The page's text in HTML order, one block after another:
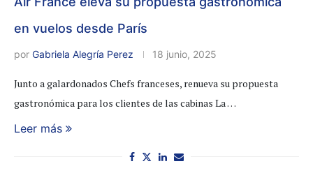
en vuelos desde París
por Gabriela Alegría Perez 18 junio, 2025
Junto a galardonados Chefs franceses, renueva su propuesta
gastronómica para los clientes de las cabinas La …
Leer más